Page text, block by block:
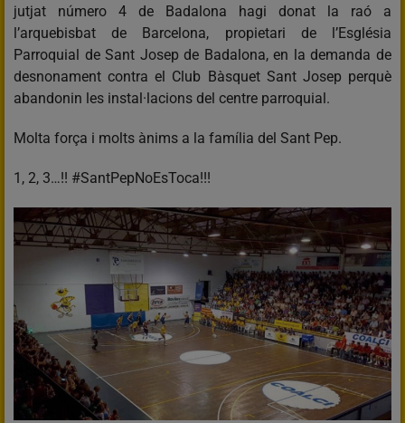
jutjat número 4 de Badalona hagi donat la raó a
l’arquebisbat de Barcelona, propietari de l’Església
Parroquial de Sant Josep de Badalona, en la demanda de
desnonament contra el Club Bàsquet Sant Josep perquè
abandonin les instal·lacions del centre parroquial.
Molta força i molts ànims a la família del Sant Pep.
1, 2, 3…!! #SantPepNoEsToca!!!